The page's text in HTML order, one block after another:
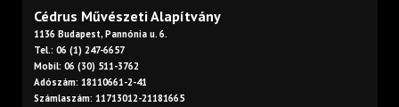
Cédrus Művészeti Alapítvány
1136 Budapest, Pannónia u. 6.
Tel.: 06 (1) 247-6657
Mobil: 06 (30) 511-3762
Adószám: 18110661-2-41
Számlaszám: 11713012-21181665